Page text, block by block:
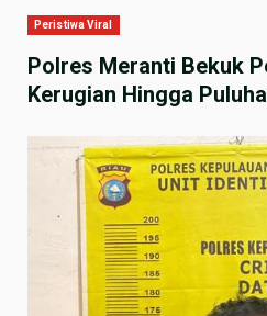
Peristiwa Viral
Polres Meranti Bekuk
Kerugian Hingga